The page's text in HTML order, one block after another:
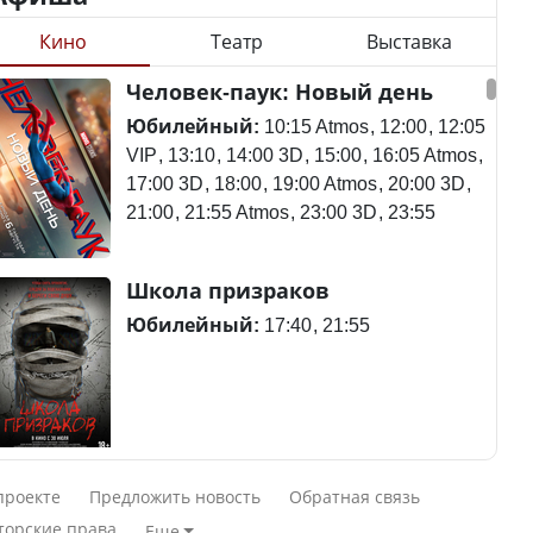
ли представлены
регионов в
төменгі жалақы,
экология: жеті
сайлаушылармен
талқылап жатыр?
зарплата,
говорят с
Станет ли
метапневмовирус
эпидемией, рассказали в
ВОЗ
потерпел крушение в
Южной Корее, погибли
120 человек
Актау: Путин принес
Кино Театр Выставка
Человек-паук: Новый день
Юбилейный: 10:15 Atmos 12:00 12:05
VIP 13:10 14:00 3D 15:00 16:05 Atmos
17:00 3D 18:00 19:00 Atmos 20:00 3D
21:00 21:55 Atmos 23:00 3D 23:55
Школа призраков
Юбилейный: 17:40 21:55
Смешарики сквозь вселенные
Юбилейный:
Предложить новость
Обратная связь